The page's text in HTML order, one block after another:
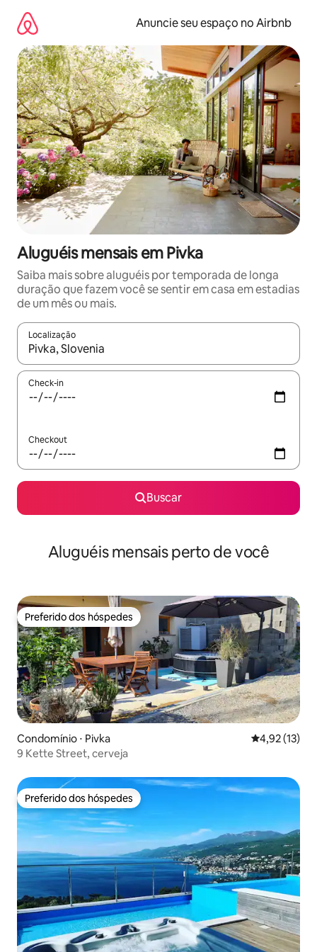
para
conteúdo
Anuncie seu espaço no Airbnb
Aluguéis mensais em Pivka
Saiba mais sobre aluguéis por temporada de longa
duração que fazem você se sentir em casa em estadias
de um mês ou mais.
Localização
Quando os resultados estiverem disponíveis, explore-os
Check-in
Checkout
Buscar
Aluguéis mensais perto de você
Preferido dos hóspedes
Preferido dos hóspedes
Condomínio ⋅ Pivka 4,92 de uma
4,92 (13)
9 Kette Street, cerveja
Preferido dos hóspedes
Preferido dos hóspedes